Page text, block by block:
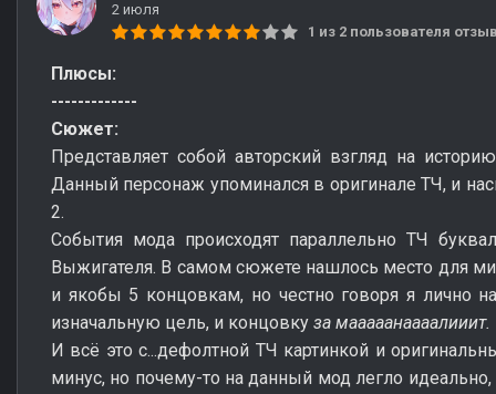
2 июля
1 из 2 пользователя
Плюсы:
-------------
Сюжет:
Представляет собой авторский взгляд на
Данный персонаж упоминался в оригинале ТЧ, и
2.
События мода происходят параллельно ТЧ
Выжигателя. В самом сюжете нашлось место для
и якобы 5 концовкам, но честно говоря я лично
изначальную цель, и концовку за мааааанаааалииит.
И всё это с...дефолтной ТЧ картинкой и
минус, но почему-то на данный мод легло